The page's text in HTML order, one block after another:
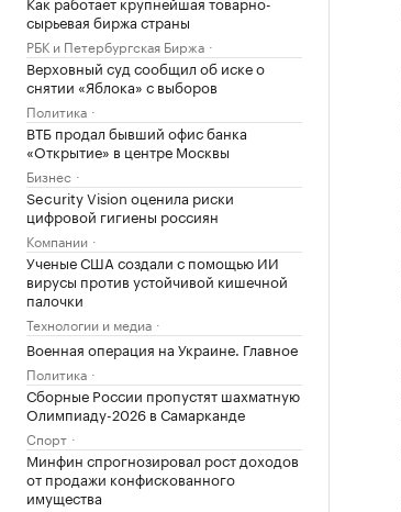
сырьевая биржа страны
РБК и Петербургская Биржа
Верховный суд сообщил об иске о
снятии «Яблока» с выборов
Политика
ВТБ продал бывший офис банка
«Открытие» в центре Москвы
Бизнес
Security Vision оценила риски
цифровой гигиены россиян
Компании
Ученые США создали с помощью ИИ
вирусы против устойчивой кишечной
палочки
Технологии и медиа
Военная операция на Украине. Главное
Политика
Сборные России пропустят шахматную
Олимпиаду-2026 в Самарканде
Спорт
Минфин спрогнозировал рост доходов
от продажи конфискованного
имущества